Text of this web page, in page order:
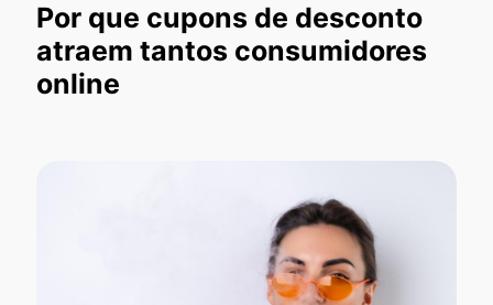
Por que cupons de desconto
atraem tantos consumidores
online